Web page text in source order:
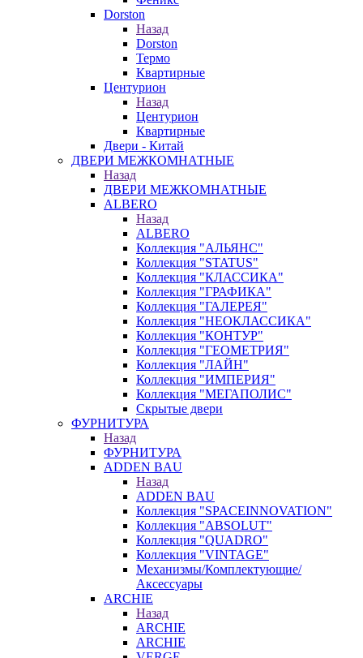
Dorston
Назад
Dorston
Термо
Квартирные
Центурион
Назад
Центурион
Квартирные
Двери - Китай
ДВЕРИ МЕЖКОМНАТНЫЕ
Назад
ДВЕРИ МЕЖКОМНАТНЫЕ
ALBERO
Назад
ALBERO
Коллекция "АЛЬЯНС"
Коллекция "STATUS"
Коллекция "КЛАССИКА"
Коллекция "ГРАФИКА"
Коллекция "ГАЛЕРЕЯ"
Коллекция "НЕОКЛАССИКА"
Коллекция "КОНТУР"
Коллекция "ГЕОМЕТРИЯ"
Коллекция "ЛАЙН"
Коллекция "ИМПЕРИЯ"
Коллекция "МЕГАПОЛИС"
Скрытые двери
ФУРНИТУРА
Назад
ФУРНИТУРА
ADDEN BAU
Назад
ADDEN BAU
Коллекция "SPACEINNOVATION"
Коллекция "ABSOLUT"
Коллекция "QUADRO"
Коллекция "VINTAGE"
Механизмы/Комплектующие/
Аксессуары
ARCHIE
Назад
ARCHIE
ARCHIE